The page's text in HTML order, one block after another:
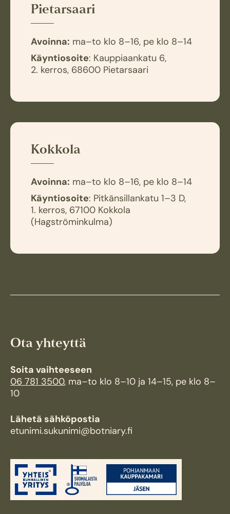
Pietarsaari
Avoinna: ma–to klo 8–16, pe klo 8–14
Käyntiosoite: Kauppiaankatu 6,
2. kerros, 68600 Pietarsaari
Kokkola
Avoinna: ma–to klo 8–16, pe klo 8–14
Käyntiosoite: Pitkänsillankatu 1–3 D,
1. kerros, 67100 Kokkola
(Hagströminkulma)
Ota yhteyttä
Soita vaihteeseen
06 781 3500, ma–to klo 8–10 ja 14–15, pe klo 8–
10
Lähetä sähköpostia
etunimi.sukunimi@botniary.fi